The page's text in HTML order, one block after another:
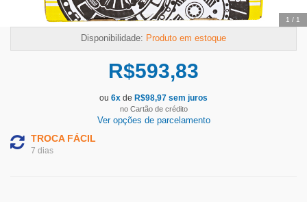
1 / 1
Disponibilidade: Produto em estoque
R$593,83
ou 6x de R$98,97 sem juros
no Cartão de crédito
Ver opções de parcelamento
TROCA FÁCIL
7 dias